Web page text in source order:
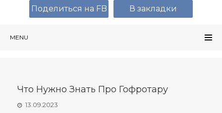
MENU
Что Нужно Знать Про Гофротару
13.09.2023
Поделиться на FB В закладки